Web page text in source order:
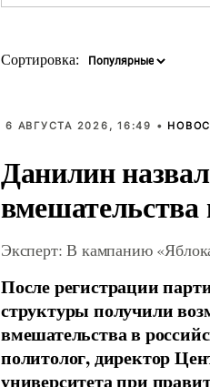
Сортировка:
6 АВГУСТА 2026, 16:49 •
Данилин
Эксперт: В кампанию
После регистрации
структуры получили
вмешательства в
политолог, директор
университета при